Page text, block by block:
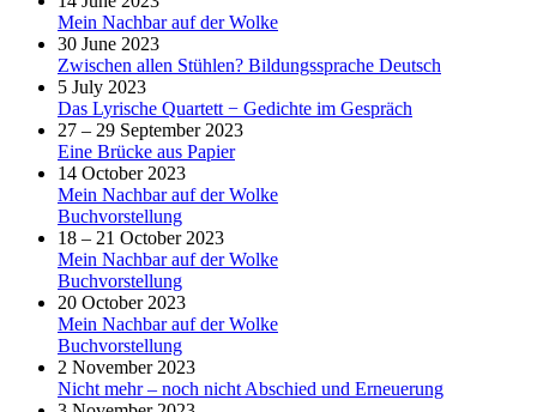
Mein Nachbar auf der Wolke
30 June 2023
Zwischen allen Stühlen? Bildungssprache Deutsch
5 July 2023
Das Lyrische Quartett − Gedichte im Gespräch
27 – 29 September 2023
Eine Brücke aus Papier
14 October 2023
Mein Nachbar auf der Wolke
Buchvorstellung
18 – 21 October 2023
Mein Nachbar auf der Wolke
Buchvorstellung
20 October 2023
Mein Nachbar auf der Wolke
Buchvorstellung
2 November 2023
Nicht mehr – noch nicht Abschied und Erneuerung